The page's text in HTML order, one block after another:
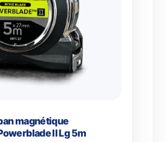
magnétique
II Lg 5m